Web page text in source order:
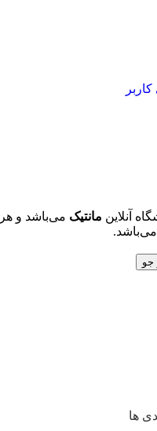
آنلاین مانتیک می‌باشد و هر
ها